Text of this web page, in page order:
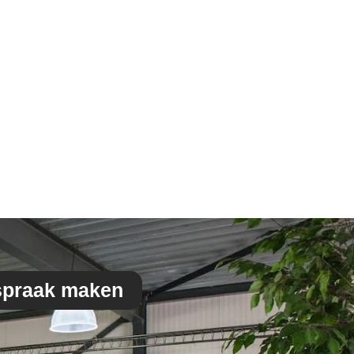
maken